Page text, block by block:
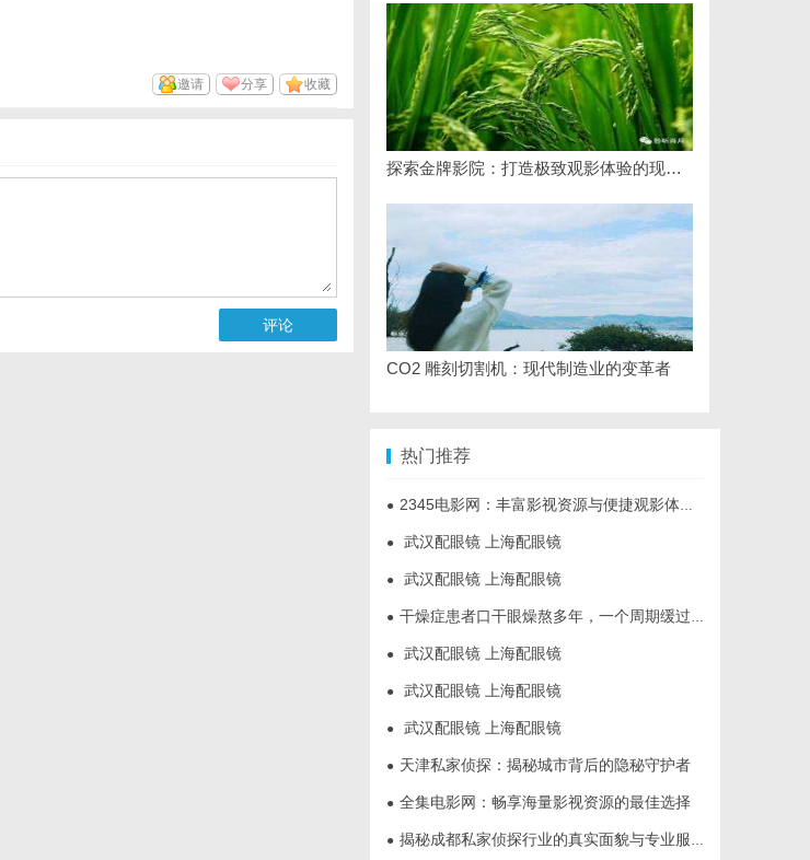
收藏
分享
邀请
评论
探索金牌影院：打造极致观影体验的现代影院典范
CO2 雕刻切割机：现代制造业的变革者
热门推荐
● 2345电影网：丰富影视资源与便捷观影体验的最佳选择
● 武汉配眼镜 上海配眼镜
● 武汉配眼镜 上海配眼镜
● 干燥症患者口干眼燥熬多年，一个周期缓过来？老中医：一张辨证方对症，身体找回津液
● 武汉配眼镜 上海配眼镜
● 武汉配眼镜 上海配眼镜
● 武汉配眼镜 上海配眼镜
● 天津私家侦探：揭秘城市背后的隐秘守护者
● 全集电影网：畅享海量影视资源的最佳选择
● 揭秘成都私家侦探行业的真实面貌与专业服务